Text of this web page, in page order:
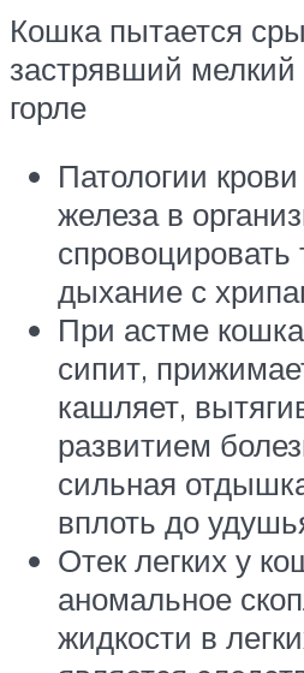
Кошка пытается
застрявший мелкий
горле
Патологии
железа в
спровоцировать
дыхание с
При астме
сипит,
кашляет,
развитием
сильная
вплоть до
Отек легких у
аномальное
жидкости в